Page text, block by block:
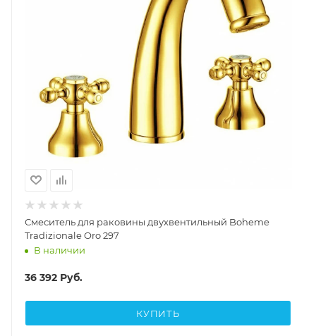
Смеситель для раковины двухвентильный Boheme
Tradizionale Oro 297
В наличии
36 392 Руб.
КУПИТЬ